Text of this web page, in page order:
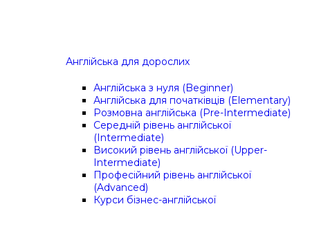
Англійська для дорослих
Англійська з нуля (Beginner)
Англійська для початківців (Elementary)
Розмовна англійська (Pre-Intermediate)
Середній рівень англійської
(Intermediate)
Високий рівень англійської (Upper-
Intermediate)
Професійний рівень англійської
(Advanced)
Курси бізнес-англійської